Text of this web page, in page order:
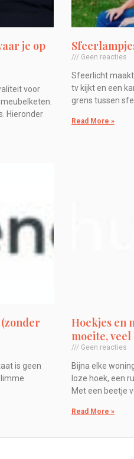
je op
voor
Hieronder
Geen reacties
Sfeerlicht
tv kijkt en een
grens tussen
Read More »
is geen
Hoekjes en
moeite,
Geen reacties
Bijna elke
loze hoek, een
Met een beetje
Read More »